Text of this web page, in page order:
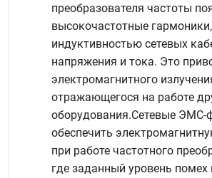
преобразователя частоты
высокочастотные
индуктивностью сетевых
напряжения и тока. Это
электромагнитного
отражающегося на работе
оборудования.Сетевые ЭМС-
обеспечить
при работе частотного
где заданный уровень